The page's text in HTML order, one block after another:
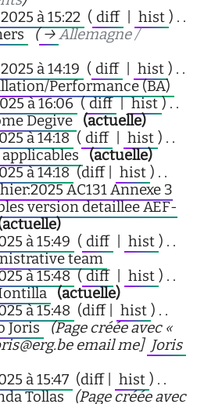
à 15:22 ( diff hist ) . .
( → Allemagne /
à 14:19 ( diff hist ) . .
Performance (BA)
à 16:06 ( diff hist ) . .
Degive
(actuelle)
à 14:18 ( diff hist ) . .
applicables
(actuelle)
à 14:18 (diff | hist ) . .
AC131 Annexe 3
version detaillee AEF-
à 15:49 ( diff hist ) . .
team
à 15:48 ( diff hist ) . .
(actuelle)
à 15:48 (diff | hist ) . .
Joris
(Page créée avec «
email me] Joris
à 15:47 (diff | hist ) . .
Tollas
(Page créée avec